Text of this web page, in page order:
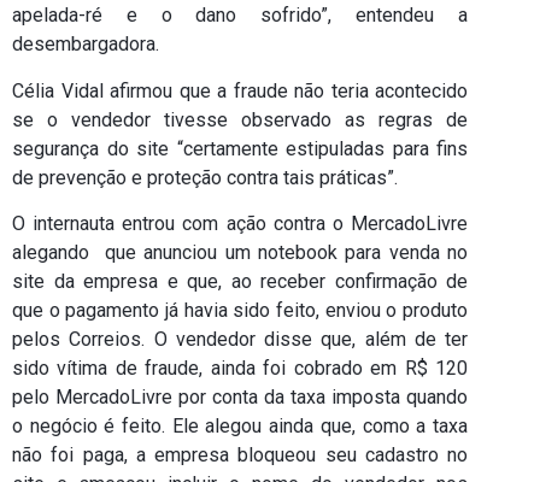
apelada-ré e o dano sofrido”, entendeu a
desembargadora.
Célia Vidal afirmou que a fraude não teria acontecido
se o vendedor tivesse observado as regras de
segurança do site “certamente estipuladas para fins
de prevenção e proteção contra tais práticas”.
O internauta entrou com ação contra o MercadoLivre
alegando que anunciou um notebook para venda no
site da empresa e que, ao receber confirmação de
que o pagamento já havia sido feito, enviou o produto
pelos Correios. O vendedor disse que, além de ter
sido vítima de fraude, ainda foi cobrado em R$ 120
pelo MercadoLivre por conta da taxa imposta quando
o negócio é feito. Ele alegou ainda que, como a taxa
não foi paga, a empresa bloqueou seu cadastro no